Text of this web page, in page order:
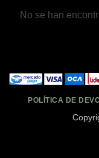
No se han
POLÍTICA DE